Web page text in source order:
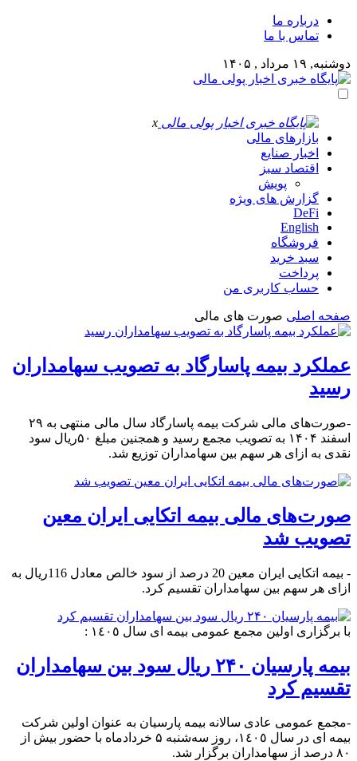
درباره ما
تماس با ما
دوشنبه, ۱۹ مرداد , ۱۴۰۵
x
بازارهای مالی
اخبار صنایع
اقتصاد سبز
پویش
گزارش های ویژه
DeFi
English
فروشگاه
سبد خرید
پرداخت
حساب کاربری من
صفحه اصلی صورت های مالی
عملکرد بیمه پاسارگاد به تصویب سهامداران
رسید
-صورت‌های مالی شرکت بیمه پاسارگاد سال مالی منتهی به ۲۹
اسفند ۱۴۰۴ به تصویب مجمع رسید و همجنین مبلغ ۵۰ریال سود
نقدی به ازای هر سهم بین سهامداران توزیع شد.
صورت‌های مالی بیمه اتکایی ایران معین
تصویب شد
- بیمه اتکایی ایران معین 20 درصد از سود خالص معادل 116ریال به
ازای هر سهم بین سهامداران تقسیم کرد.
با برگزاری اولین مجمع عمومی بیمه ای سال ١٤٠٥ :
بیمه پارسیان ۲۴۰ ریال سود بین سهامداران
تقسیم کرد
-مجمع عمومی عادی سالانه بیمه پارسیان به عنوان اولین شرکت
بیمه ای در سال ١٤٠٥، روز سه‌شنبه ۵ خردادماه با حضور بیش از
٨٠ درصد از سهامداران برگزار شد.